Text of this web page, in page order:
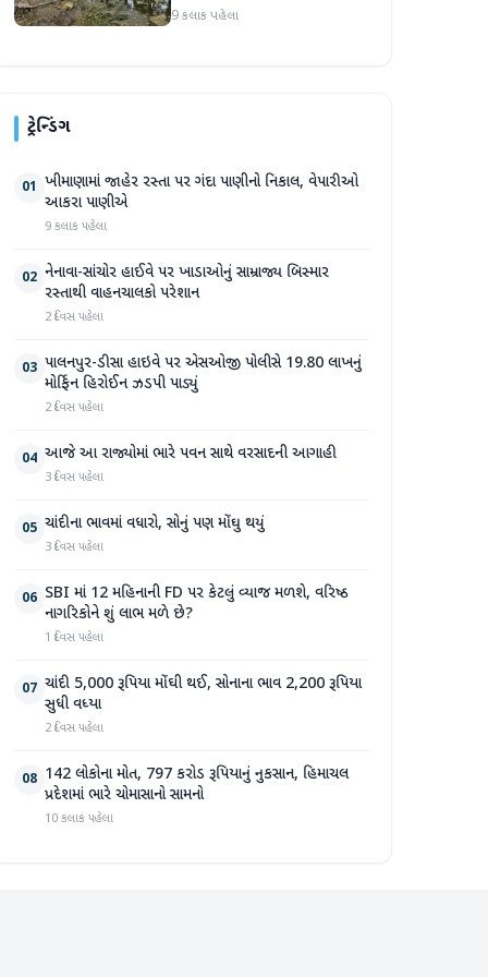
સપ્તાહમાં સેંકડો ભૂંડોના મોત
9 કલાક પહેલા
ટ્રેન્ડિંગ
01 ખીમાણામાં જાહેર રસ્તા પર ગંદા પાણીનો નિકાલ, વેપારીઓ
આકરા પાણીએ
9 કલાક પહેલા
02 નેનાવા-સાંચોર હાઈવે પર ખાડાઓનું સામ્રાજ્ય બિસ્માર
રસ્તાથી વાહનચાલકો પરેશાન
2 દિવસ પહેલા
03 પાલનપુર-ડીસા હાઇવે પર એસઓજી પોલીસે 19.80 લાખનું
મોર્ફિન હિરોઈન ઝડપી પાડ્યું
2 દિવસ પહેલા
04 આજે આ રાજ્યોમાં ભારે પવન સાથે વરસાદની આગાહી
3 દિવસ પહેલા
05 ચાંદીના ભાવમાં વધારો, સોનું પણ મોંઘુ થયું
3 દિવસ પહેલા
06 SBI માં 12 મહિનાની FD પર કેટલું વ્યાજ મળશે, વરિષ્ઠ
નાગરિકોને શું લાભ મળે છે?
1 દિવસ પહેલા
07 ચાંદી 5,000 રૂપિયા મોંઘી થઈ, સોનાના ભાવ 2,200 રૂપિયા
સુધી વધ્યા
2 દિવસ પહેલા
08 142 લોકોના મોત, 797 કરોડ રૂપિયાનું નુકસાન, હિમાચલ
પ્રદેશમાં ભારે ચોમાસાનો સામનો
10 કલાક પહેલા